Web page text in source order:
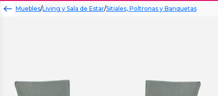
Muebles/Living y Sala de Estar/Sitiales, Poltronas y Banquetas